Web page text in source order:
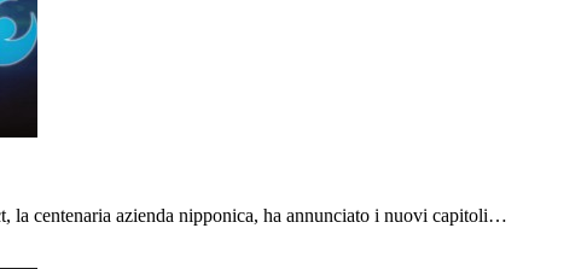
la centenaria azienda nipponica, ha annunciato i nuovi capitoli…